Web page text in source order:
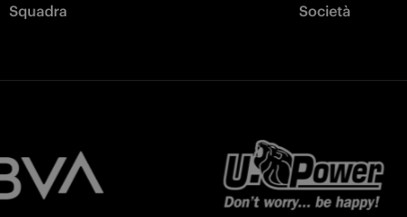
Squadra Società